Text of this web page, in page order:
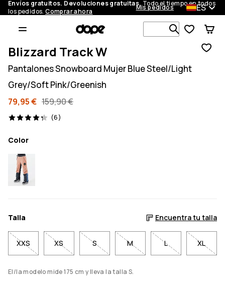
Envíos gratuitos. Devoluciones gratuitas.Todo el tiempo en todos
los pedidos.Comprar ahora Mis pedidos ES
Busca en
Blizzard Track W
Pantalones Snowboard Mujer Blue Steel/Light
Grey/Soft Pink/Greenish
79,95 € 159,90 €
(6)
6 opiniones, 4.3/5
Color
Talla Encuentra tu talla
XXS XS S M L XL
El/la modelo mide 175 cm y lleva la talla S.